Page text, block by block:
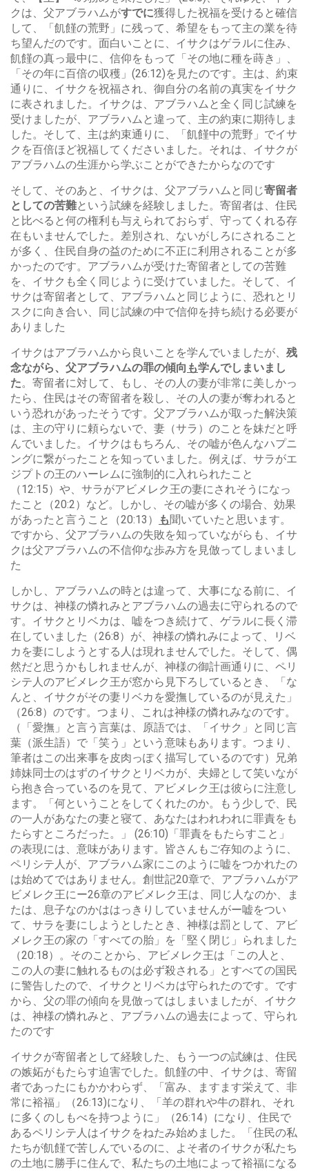
クは、父アブラハムがすでに獲得した祝福を受けると確信
して、「飢饉の荒野」に残って、希望をもって主の業を待
ち望んだのです。面白いことに、イサクはゲラルに住み、
飢饉の真っ最中に、信仰をもって「その地に種を蒔き」、
「その年に百倍の収穫」(26:12)を見たのです。主は、約束
通りに、イサクを祝福され、御自分の名前の真実をイサク
に表されました。イサクは、アブラハムと全く同じ試練を
受けましたが、アブラハムと違って、主の約束に期待しま
した。そして、主は約束通りに、「飢饉中の荒野」でイサ
クを百倍ほど祝福してくださいました。それは、イサクが
アブラハムの生涯から学ぶことができたからなのです
そして、そのあと、イサクは、父アブラハムと同じ寄留者
としての苦難という試練を経験しました。寄留者は、住民
と比べると何の権利も与えられておらず、守ってくれる存
在もいませんでした。差別され、ないがしろにされること
が多く、住民自身の益のために不正に利用されることが多
かったのです。アブラハムが受けた寄留者としての苦難
を、イサクも全く同じように受けていました。そして、イ
サクは寄留者として、アブラハムと同じように、恐れとリ
スクに向き合い、同じ試練の中で信仰を持ち続ける必要が
ありました
イサクはアブラハムから良いことを学んでいましたが、 残
念ながら、父アブラハムの罪の傾向 も学んでしまいまし
た。寄留者に対して、もし、その人の妻が非常に美しかっ
たら、住民はその寄留者を殺し、その人の妻が奪われると
いう恐れがあったそうです。父アブラハムが取った解決策
は、主の守りに頼らないで、妻（サラ）のことを妹だと呼
んでいました。イサクはもちろん、その嘘が色んなハプニ
ングに繋がったことを知っていました。例えば、サラがエ
ジプトの王のハーレムに強制的に入れられたこと
（12:15）や、サラがアビメレク王の妻にされそうになっ
たこと（20:2）など。しかし、その嘘が多くの場合、効果
があったと言うこと（20:13）
も聞いていたと思います。
ですから、父アブラハムの失敗を知っていながらも、イサ
クは父アブラハムの不信仰な歩み方を見倣ってしまいまし
た
しかし、アブラハムの時とは違って、大事になる前に、イ
サクは、神様の憐れみとアブラハムの過去に守られるので
す。イサクとリベカは、嘘をつき続けて、ゲラルに長く滞
在していました（26:8）が、神様の憐れみによって、リベ
カを妻にしようとする人は現れませんでした。そして、偶
然だと思うかもしれませんが、神様の御計画通りに、ペリ
シテ人のアビメレク王が窓から見下ろしているとき、「な
んと、イサクがその妻リベカを愛撫しているのが見えた」
（26:8）のです。つまり、これは神様の憐れみなのです。
（「愛撫」と言う言葉は、原語では、「イサク」と同じ言
葉（派生語）で「笑う」という意味もあります。つまり、
筆者はこの出来事を皮肉っぽく描写しているのです）兄弟
姉妹同士のはずのイサクとリベカが、夫婦として笑いなが
ら抱き合っているのを見て、アビメレク王は彼らに注意し
ます。「何ということをしてくれたのか。もう少しで、民
の一人があなたの妻と寝て、あなたはわれわれに罪責をも
たらすところだった。」 (26:10)「罪責をもたらすこと」
の表現には、意味があります。皆さんもご存知のように、
ペリシテ人が、アブラハム家にこのように嘘をつかれたの
は始めてではありません。創世記20章で、アブラハムがア
ビメレク王にー26章のアビメレク王は、同じ人なのか、ま
たは、息子なのかははっきりしていませんがー嘘をつい
て、サラを妻にしようとしたとき、神様は罰として、アビ
メレク王の家の「すべての胎」を「堅く閉じ」られました
（20:18）。そのことから、アビメレク王は「この人と、
この人の妻に触れるものは必ず殺される」とすべての国民
に警告したので、イサクとリベカは守られたのです。です
から、父の罪の傾向を見倣ってはしまいましたが、イサク
は、神様の憐れみと、アブラハムの過去によって、守られ
たのです
イサクが寄留者として経験した、もう一つの試練は、住民
の嫉妬がもたらす迫害でした。飢饉の中、イサクは、寄留
者であったにもかかわらず、「富み、ますます栄えて、非
常に裕福」（26:13)になり、「羊の群れや牛の群れ、それ
に多くのしもべを持つように」（26:14）になり、住民で
あるペリシテ人はイサクをねたみ始めました。「住民の私
たちが飢饉で苦しんでいるのに、よそ者のイサクが私たち
の土地に勝手に住んで、私たちの土地によって裕福になる